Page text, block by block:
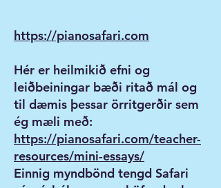
https://pianosafari.com
Hér er heilmikið efni og
leiðbeiningar bæði ritað mál og
til dæmis þessar örritgerðir sem
ég mæli með:
https://pianosafari.com/teacher-
resources/mini-essays/
Einnig myndbönd tengd Safari